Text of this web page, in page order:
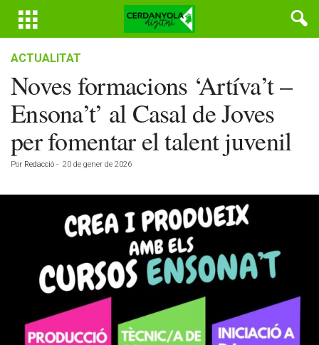
ACTUALITAT
Noves formacions ‘Artíva’t –
Ensona’t’ al Casal de Joves
per fomentar el talent juvenil
Por Redacció - 20 de gener de 2026